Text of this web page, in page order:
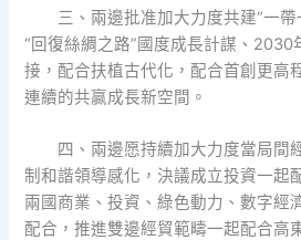
三、兩邊批准加大力度共建“一
“回復絲綢之路”國度成長計謀、2030
接，配合扶植古代化，配合首創更高
連續的共贏成長新空間。
四、兩邊愿持續加大力度當局間
制和諧領導感化，決議成立投資一起
兩國商業、投資、綠色動力、數字經
配合，推進雙邊經貿範疇一起配合高